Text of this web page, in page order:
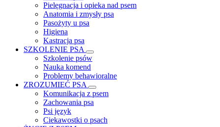
Pielęgnacja i opieka nad psem
Anatomia i zmysły psa
Pasożyty u psa
Higiena
Kastracja psa
SZKOLENIE PSA
Szkolenie psów
Nauka komend
Problemy behawioralne
ZROZUMIEĆ PSA
Komunikacja z psem
Zachowania psa
Psi język
Ciekawostki o psach